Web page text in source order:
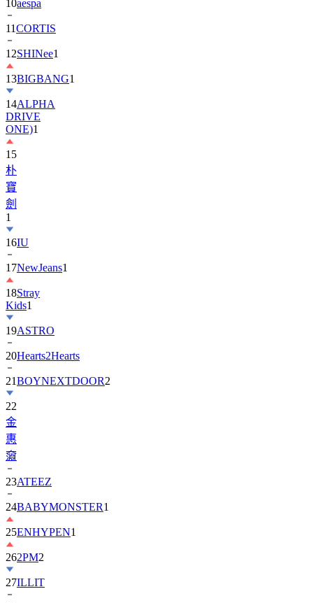
10aespa
11CORTIS
12SHINee1
13BIGBANG1
14ALPHA
DRIVE
ONE)1
15
朴
寶
劍
1
16IU
17NewJeans1
18Stray
Kids1
19ASTRO
20Hearts2Hearts
21BOYNEXTDOOR2
22
金
惠
奫
23ATEEZ
24BABYMONSTER1
25ENHYPEN1
262PM2
27ILLIT